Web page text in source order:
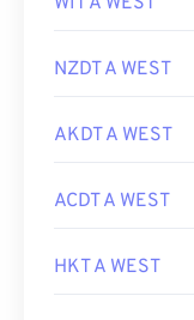
NZDT A WEST
AKDT A WEST
ACDT A WEST
HKT A WEST